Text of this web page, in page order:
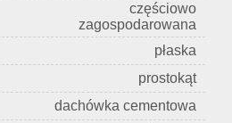
częściowo
zagospodarowana
płaska
prostokąt
dachówka cementowa